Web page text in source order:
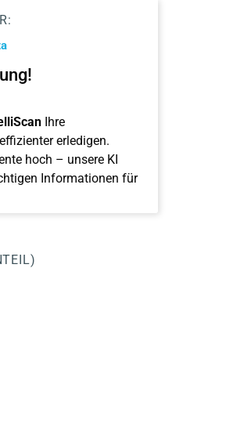
Ihre
erledigen.
hoch – unsere KI
Informationen für